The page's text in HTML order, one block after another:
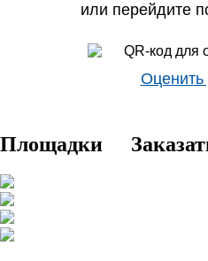
или перейдите
Оценить
Площадки